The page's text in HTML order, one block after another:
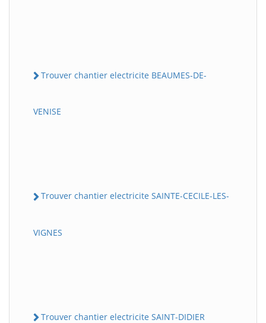
Trouver chantier electricite BEAUMES-DE-
VENISE
Trouver chantier electricite SAINTE-CECILE-LES-
VIGNES
Trouver chantier electricite SAINT-DIDIER